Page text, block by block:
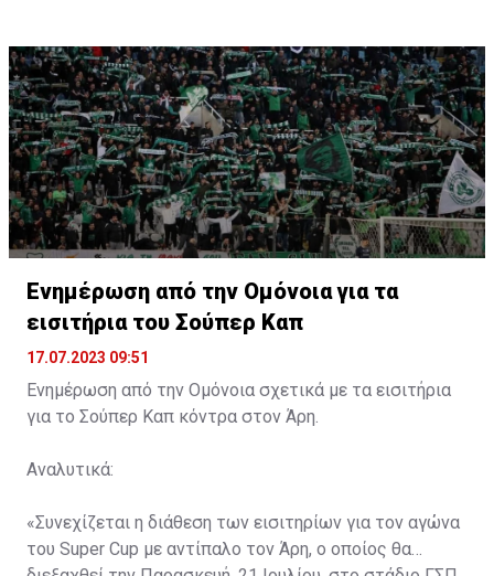
Ενημέρωση από την Ομόνοια για τα
εισιτήρια του Σούπερ Καπ
17.07.2023 09:51
Ενημέρωση από την Ομόνοια σχετικά με τα εισιτήρια
για το Σούπερ Καπ κόντρα στον Άρη.
Αναλυτικά:
«Συνεχίζεται η διάθεση των εισιτηρίων για τον αγώνα
του Super Cup με αντίπαλο τον Άρη, ο οποίος θα